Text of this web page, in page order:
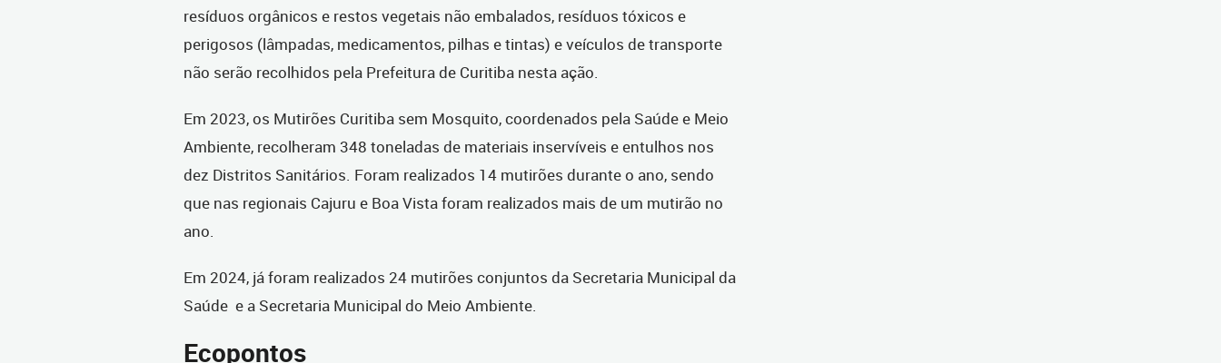
resíduos orgânicos e restos vegetais não embalados, resíduos tóxicos e
perigosos (lâmpadas, medicamentos, pilhas e tintas) e veículos de transporte
não serão recolhidos pela Prefeitura de Curitiba nesta ação.
Em 2023, os Mutirões Curitiba sem Mosquito, coordenados pela Saúde e Meio
Ambiente, recolheram 348 toneladas de materiais inservíveis e entulhos nos
dez Distritos Sanitários. Foram realizados 14 mutirões durante o ano, sendo
que nas regionais Cajuru e Boa Vista foram realizados mais de um mutirão no
ano.
Em 2024, já foram realizados 24 mutirões conjuntos da Secretaria Municipal da
Saúde e a Secretaria Municipal do Meio Ambiente.
Ecopontos